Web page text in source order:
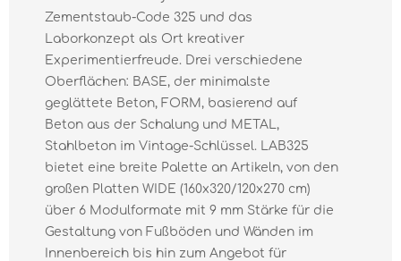
Zementstaub-Code 325 und das
Laborkonzept als Ort kreativer
Experimentierfreude. Drei verschiedene
Oberflächen: BASE, der minimalste
geglättete Beton, FORM, basierend auf
Beton aus der Schalung und METAL,
Stahlbeton im Vintage-Schlüssel. LAB325
bietet eine breite Palette an Artikeln, von den
großen Platten WIDE (160x320/120x270 cm)
über 6 Modulformate mit 9 mm Stärke für die
Gestaltung von Fußböden und Wänden im
Innenbereich bis hin zum Angebot für